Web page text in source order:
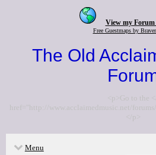
View my Forum
Free Guestmaps by
The Old
<p>Go to the
href="http://www.acclaimedmusic.net/
</p>
Menu